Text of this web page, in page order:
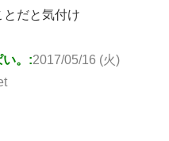
だと気付け
い。:2017/05/16 (火)